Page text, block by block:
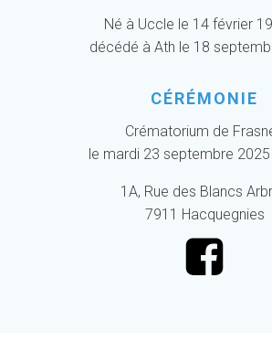
Né à Uccle le 14 février
décédé à Ath le 18
CÉRÉMONIE
Crématorium de
le mardi 23 septembre
1A, Rue des Blancs
7911 Hacquegnies